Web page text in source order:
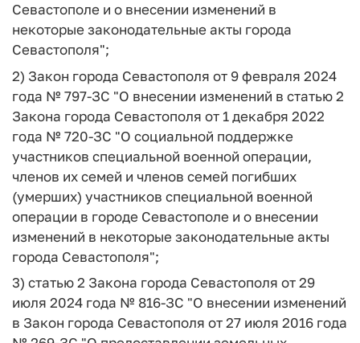
Севастополе и о внесении изменений в
некоторые законодательные акты города
Севастополя";
2) Закон города Севастополя от 9 февраля 2024
года № 797-ЗС "О внесении изменений в статью 2
Закона города Севастополя от 1 декабря 2022
года № 720-ЗС "О социальной поддержке
участников специальной военной операции,
членов их семей и членов семей погибших
(умерших) участников специальной военной
операции в городе Севастополе и о внесении
изменений в некоторые законодательные акты
города Севастополя";
3) статью 2 Закона города Севастополя от 29
июля 2024 года № 816-ЗС "О внесении изменений
в Закон города Севастополя от 27 июля 2016 года